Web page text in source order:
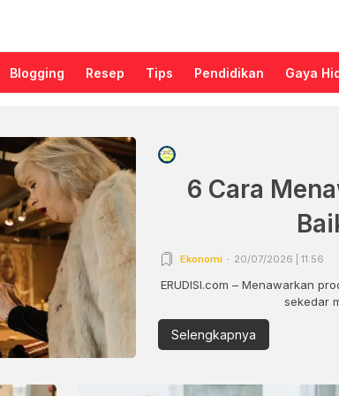
Blogging Resep Tips Pendidikan Gaya
6 Cara
Ekonomi 20/07/2026 | 11:56
ERUDISI.com – Menawarkan
sekedar
Selengkapnya